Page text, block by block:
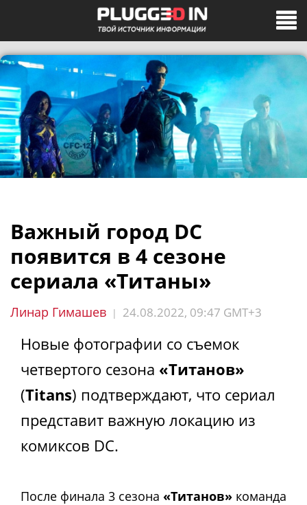
Важный город DC
появится в 4 сезоне
сериала «Титаны»
Линар Гимашев | 24.08.2022, 09:47 GMT+3
Новые фотографии со съемок
четвертого сезона «Титанов»
(Titans) подтверждают, что сериал
представит важную локацию из
комиксов DC.
После финала 3 сезона «Титанов» команда